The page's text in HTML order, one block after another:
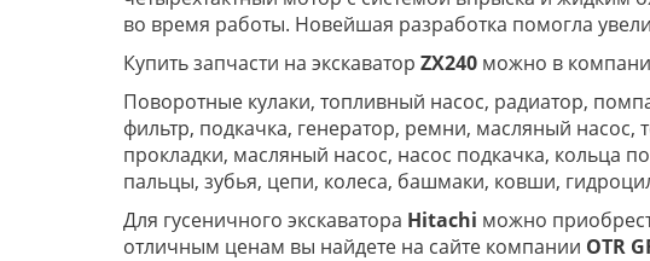
во время работы. Новейшая разработка помогла
Купить запчасти на экскаватор ZX240 можно в
Поворотные кулаки, топливный насос, радиатор,
фильтр, подкачка, генератор, ремни, масляный насос,
прокладки, масляный насос, насос подкачка, кольца
пальцы, зубья, цепи, колеса, башмаки, ковши,
Для гусеничного экскаватора Hitachi можно
отличным ценам вы найдете на сайте компании OTR